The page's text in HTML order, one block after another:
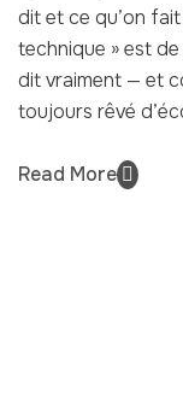
dit et ce qu’on
technique » est
dit vraiment — et
toujours rêvé
Read More